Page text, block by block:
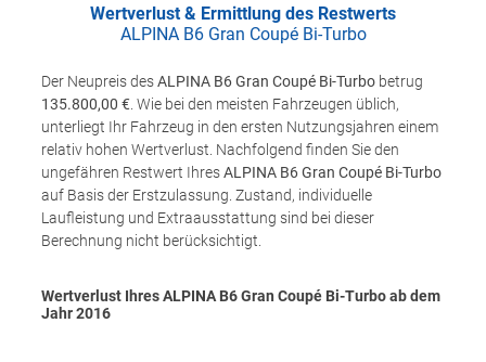
Wertverlust & Ermittlung des Restwerts
ALPINA B6 Gran Coupé Bi-Turbo
Der Neupreis desALPINA B6 Gran Coupé Bi-Turbo betrug
135.800,00 € . Wie bei den meisten Fahrzeugen üblich,
unterliegt Ihr Fahrzeug in den ersten Nutzungsjahren einem
relativ hohen Wertverlust. Nachfolgend finden Sie den
ungefähren Restwert IhresALPINA B6 Gran Coupé Bi-Turbo
auf Basis der Erstzulassung. Zustand, individuelle
Laufleistung und Extraausstattung sind bei dieser
Berechnung nicht berücksichtigt.
Wertverlust Ihres ALPINA B6 Gran Coupé Bi-Turbo ab dem
Jahr2016